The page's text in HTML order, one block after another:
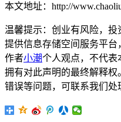
本文地址：http://
温馨提示：创业有风险，投
提供信息存储空间服务平
作者小潮个人观点，不代表
拥有对此声明的最终解释权
错误等问题，可联系我们处